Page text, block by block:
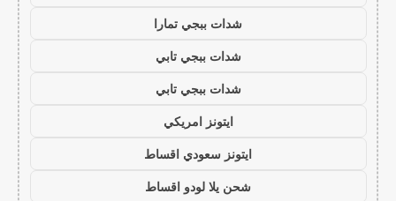
شدات ببجي تمارا
شدات ببجي تابي
شدات ببجي تابي
ايتونز امريكي
ايتونز سعودي اقساط
شحن يلا لودو اقساط